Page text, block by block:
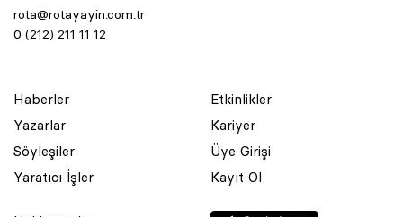
rota@rotayayin.com.tr
0 (212) 211 11 12
Haberler
Yazarlar
Söyleşiler
Yaratıcı İşler
Etkinlikler
Kariyer
Üye Girişi
Kayıt Ol